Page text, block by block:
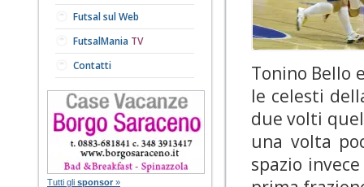
Futsal sul Web
FutsalMania TV
Contatti
Tutti gli sponsor »
Tonino Bello
le celesti
due volti
una volta
spazio